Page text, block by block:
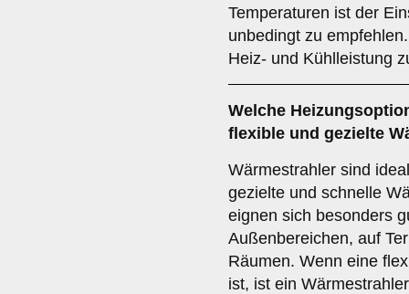
Temperaturen ist der
unbedingt zu
Heiz- und Kühlleistung
Welche
flexible und gezielte
Wärmestrahler sind
gezielte und schnelle
eignen sich besonders
Außenbereichen, auf
Räumen. Wenn eine
ist, ist ein